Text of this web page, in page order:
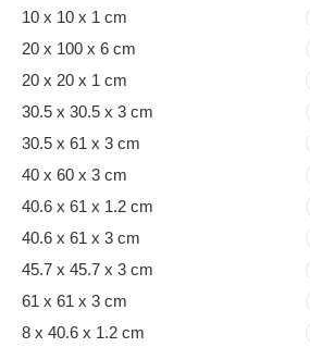
10 x 10 x 1 cm
20 x 100 x 6 cm
20 x 20 x 1 cm
30.5 x 30.5 x 3 cm
30.5 x 61 x 3 cm
40 x 60 x 3 cm
40.6 x 61 x 1.2 cm
40.6 x 61 x 3 cm
45.7 x 45.7 x 3 cm
61 x 61 x 3 cm
8 x 40.6 x 1.2 cm